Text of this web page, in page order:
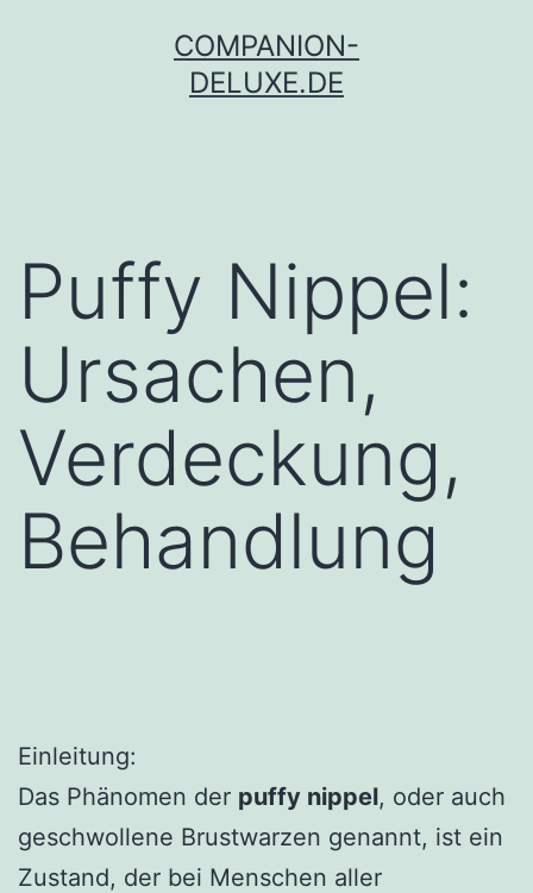
COMPANION-
DELUXE.DE
Puffy Nippel:
Ursachen,
Verdeckung,
Behandlung
Einleitung:
Das Phänomen der puffy nippel, oder auch
geschwollene Brustwarzen genannt, ist ein
Zustand, der bei Menschen aller